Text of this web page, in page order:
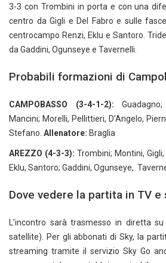
3-3 con Trombini in porta e con una
centro da Gigli e Del Fabro e sulle
centrocampo Renzi, Eklu e Santoro.
da Gaddini, Ogunseye e Tavernelli.
Probabili formazioni di
CAMPOBASSO (3-4-1-2):
Mancini; Morelli, Pellittieri, D’Angelo,
Stefano. Allenatore: Braglia
AREZZO (4-3-3): Trombini; Montini,
Eklu, Santoro; Gaddini, Ogunseye,
Dove vedere la partita in TV e
L’incontro sarà trasmesso in diretta su
satellite). Per gli abbonati di Sky, la
streaming tramite il servizio Sky Go